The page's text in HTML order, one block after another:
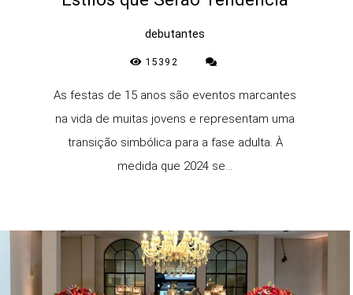
debutantes
15392
As festas de 15 anos são eventos marcantes
na vida de muitas jovens e representam uma
transição simbólica para a fase adulta. À
medida que 2024 se...